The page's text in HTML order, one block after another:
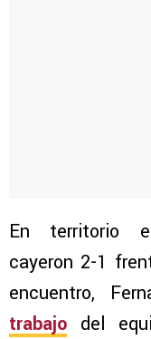
En territorio
cayeron 2-1
encuentro,
trabajo del